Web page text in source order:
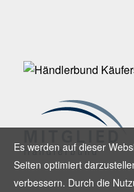
Es werden auf dieser
Seiten optimiert
verbessern. Durch die